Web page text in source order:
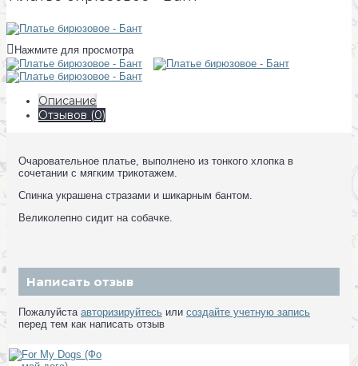
Нажмите для просмотра
Описание
Отзывов (0)
Очаровательное платье, выполнено из тонкого хлопка в
сочетании с мягким трикотажем.
Спинка украшена стразами и шикарным бантом.
Великолепно сидит на собачке.
Написать отзыв
Пожалуйста авторизируйтесь или создайте учетную запись
перед тем как написать отзыв